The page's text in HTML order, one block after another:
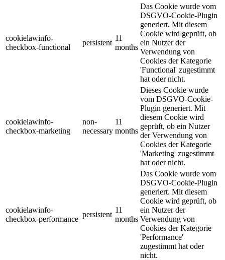
cookielawinfo-
checkbox-functional
persistent
11
months
Das Cookie wurde vom
DSGVO-Cookie-Plugin
generiert. Mit diesem
Cookie wird geprüft, ob
ein Nutzer der
Verwendung von
Cookies der Kategorie
'Functional' zugestimmt
hat oder nicht.
cookielawinfo-
checkbox-marketing
non-
necessary
11
months
Dieses Cookie wurde
vom DSGVO-Cookie-
Plugin generiert. Mit
diesem Cookie wird
geprüft, ob ein Nutzer
der Verwendung von
Cookies der Kategorie
'Marketing' zugestimmt
hat oder nicht.
cookielawinfo-
checkbox-performance
persistent
11
months
Das Cookie wurde vom
DSGVO-Cookie-Plugin
generiert. Mit diesem
Cookie wird geprüft, ob
ein Nutzer der
Verwendung von
Cookies der Kategorie
'Performance'
zugestimmt hat oder
nicht.